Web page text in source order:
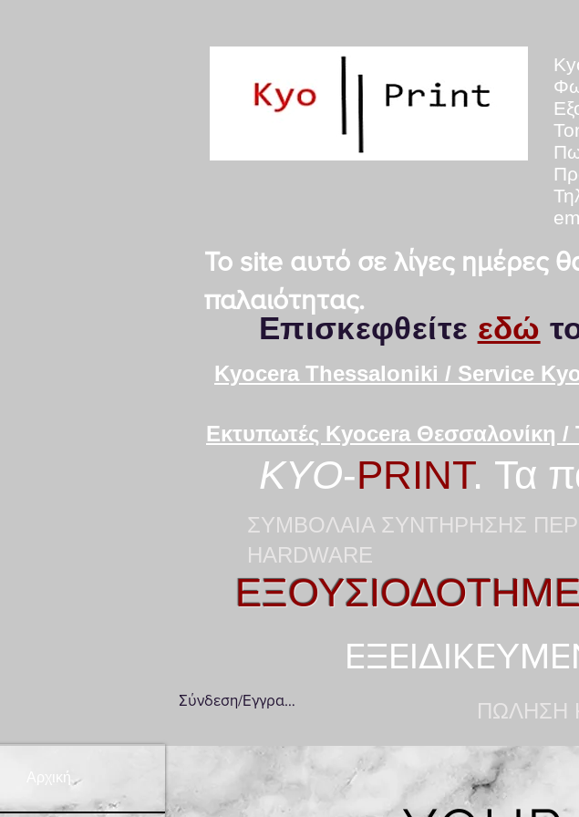
Το site αυτό σε λίγες ημέρες
παλαιότητας.
Επισκεφθείτε εδώ
Kyocera Τhessaloniki / Service
Εκτυπωτές Kyocera Θεσσαλονίκη /
KYO-PRINT. Τα
ΣΥΜΒΟΛΑΙΑ ΣΥΝΤΗΡΗΣΗΣ
HARDWARE
Σύνδεση/Εγγραφή ΠΩΛΗΣΗ
Αρχική